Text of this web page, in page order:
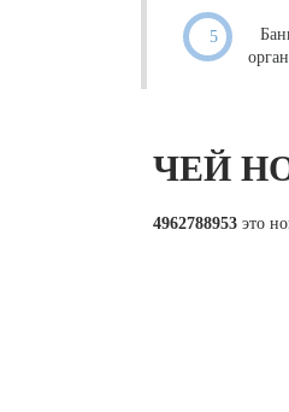
ЧЕЙ
4962788953 это